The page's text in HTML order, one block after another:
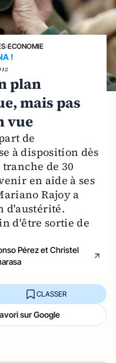
›ECONOMIE
!
plan
mais pas
vue
de
à disposition dès
de 30
en aide à ses
Rajoy a
d'austérité.
d'être sortie de
Pérez et Christel
CLASSER
sur Google